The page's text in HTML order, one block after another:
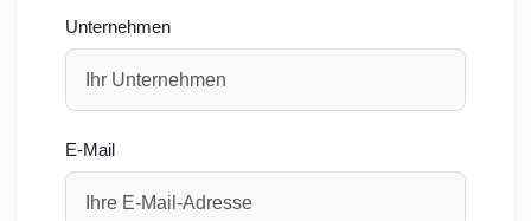
Unternehmen
E-Mail